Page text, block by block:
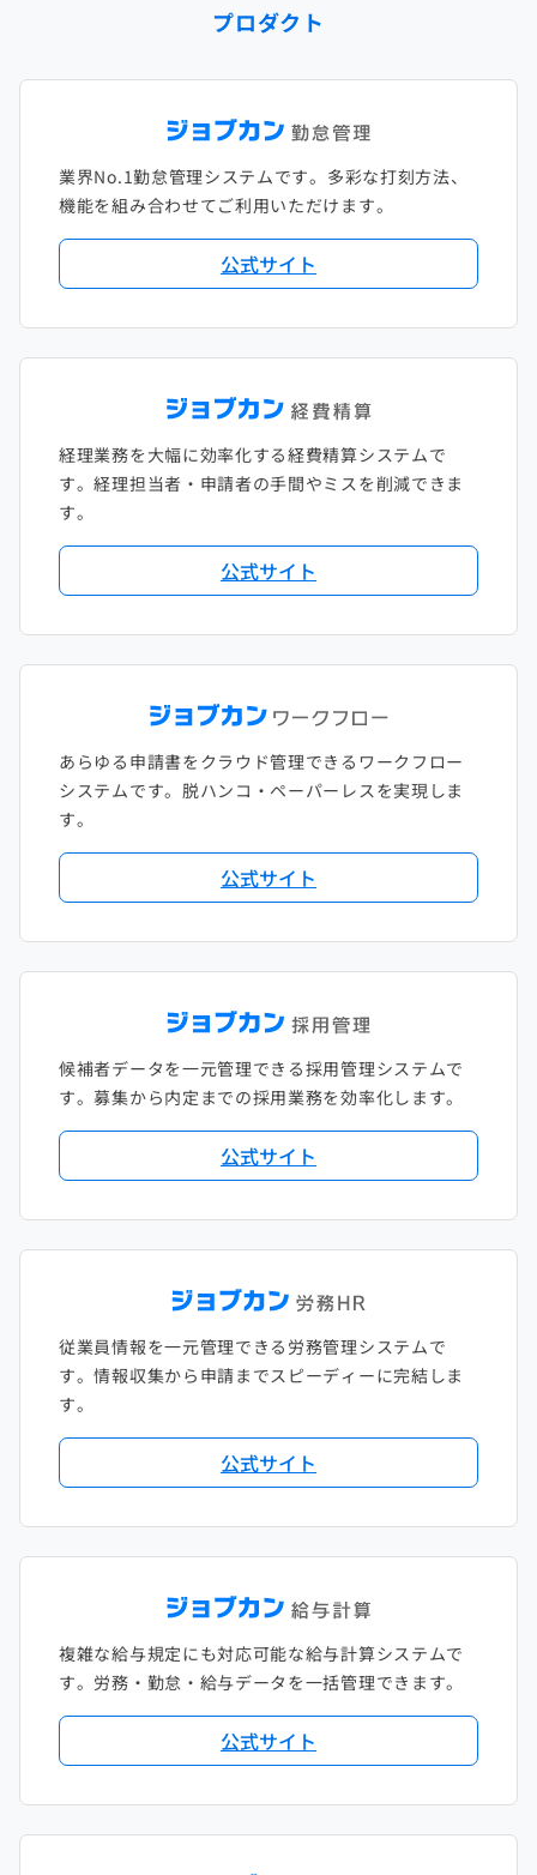
プロダクト
業界No.1勤怠管理システムです。多彩な打刻方法、
機能を組み合わせてご利用いただけます。
公式サイト
経理業務を大幅に効率化する経費精算システムで
す。経理担当者・申請者の手間やミスを削減できま
す。
公式サイト
あらゆる申請書をクラウド管理できるワークフロー
システムです。脱ハンコ・ペーパーレスを実現しま
す。
公式サイト
候補者データを一元管理できる採用管理システムで
す。募集から内定までの採用業務を効率化します。
公式サイト
従業員情報を一元管理できる労務管理システムで
す。情報収集から申請までスピーディーに完結しま
す。
公式サイト
複雑な給与規定にも対応可能な給与計算システムで
す。労務・勤怠・給与データを一括管理できます。
公式サイト